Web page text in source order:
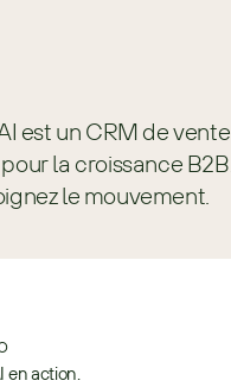
est un CRM de vente
la croissance B2B.
le mouvement.
en action.